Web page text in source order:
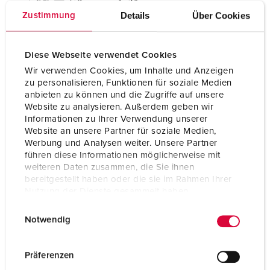
Zustimmung Details Über Cookies
Diese Webseite verwendet Cookies
Wir verwenden Cookies, um Inhalte und Anzeigen
zu personalisieren, Funktionen für soziale Medien
anbieten zu können und die Zugriffe auf unsere
Website zu analysieren. Außerdem geben wir
Informationen zu Ihrer Verwendung unserer
Website an unsere Partner für soziale Medien,
Werbung und Analysen weiter. Unsere Partner
führen diese Informationen möglicherweise mit
weiteren Daten zusammen, die Sie ihnen
bereitgestellt haben oder die sie im Rahmen Ihrer
Notwendig
Präferenzen